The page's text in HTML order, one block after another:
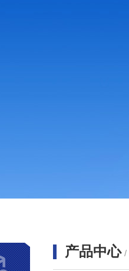
产品中心 /